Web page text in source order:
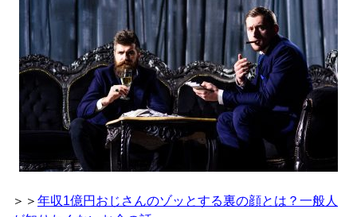
＞＞ 年収1億円おじさんのゾッとする裏の顔とは？一般人